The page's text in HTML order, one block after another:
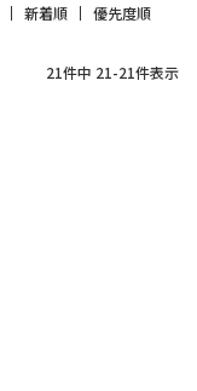
新着順 優先度順
21件中 21-21件表示